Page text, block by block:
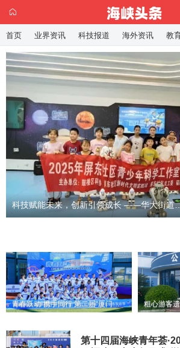
科技赋能未来，创新引领成长 ——
青春跃动·携手同行 第二届“厦门马拉松杯”青少年公益体育研学活动在翔安大嶝岛扬帆！
第十四届海峡青年荟
首页 业界资讯 科技报道 海外资讯 教